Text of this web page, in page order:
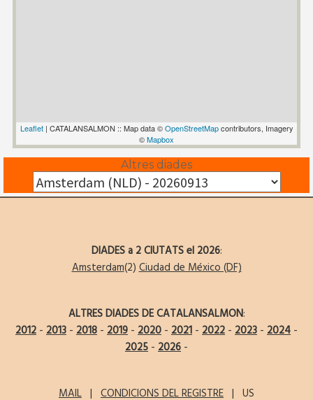
Leaflet| CATALANSALMON :: Map data ©OpenStreetMapcontributors, Imagery
©Mapbox
Altres diades
DIADES a 2 CIUTATS el 2026:
Amsterdam(2)Ciudad de México (DF)
ALTRES DIADES DE CATALANSALMON:
2012 - 2013 - 2018 - 2019 - 2020 - 2021 - 2022 - 2023 - 2024 -
2025 - 2026 -
MAIL | CONDICIONS DEL REGISTRE | US